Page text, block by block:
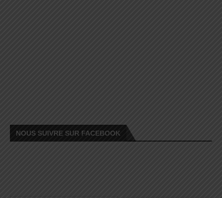
NOUS SUIVRE SUR FACEBOOK